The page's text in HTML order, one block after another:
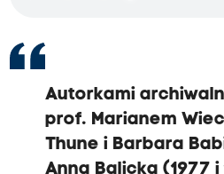
Autorkami
prof. Marianem
Thune i Barbara
Anna Balicka (1977 i